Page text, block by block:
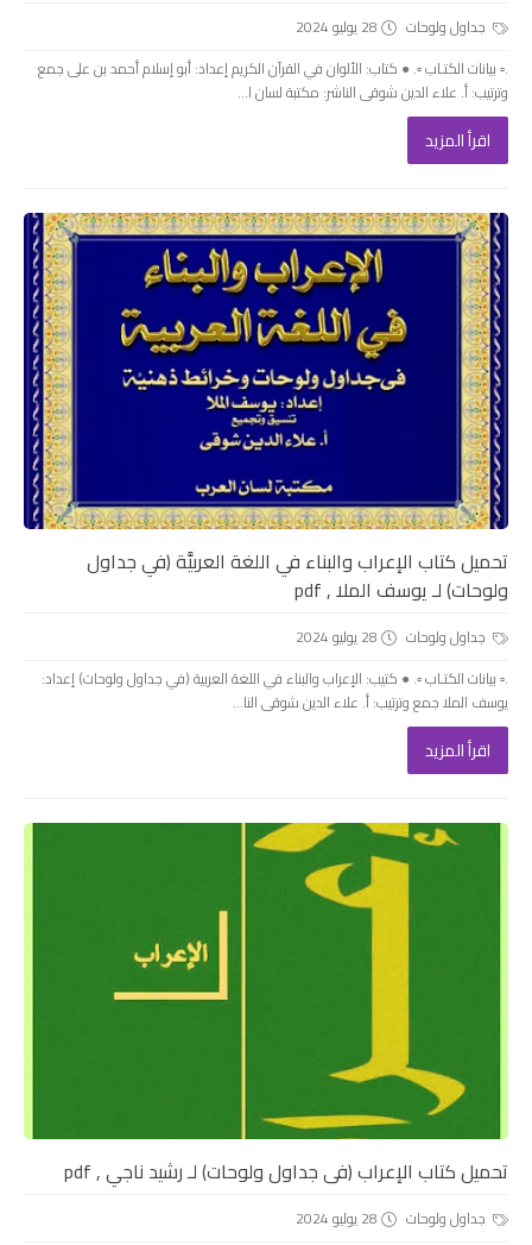
جداول ولوحات
28 يوليو 2024
.▫️ بيانات الكتـاب ▫️. ● كتاب: الألوان في القرآن الكريم إعداد: أبو إسلام أحمد بن على جمع
وترتيب: أ. علاء الدين شوقى الناشر: مكتبة لسان ا...
اقرأ المزيد
تحميل كتاب الإعراب والبناء في اللغة العربيَّة (في جداول
ولوحات) لـ يوسف الملا , pdf
جداول ولوحات
28 يوليو 2024
.▫️ بيانات الكتـاب ▫️. ● كتيب: الإعراب والبناء في اللغة العربية (في جداول ولوحات) إعداد:
يوسف الملا جمع وترتيب: أ. علاء الدين شوقى النا...
اقرأ المزيد
تحميل كتاب الإعراب (فى جداول ولوحات) لـ رشيد ناجي , pdf
جداول ولوحات
28 يوليو 2024